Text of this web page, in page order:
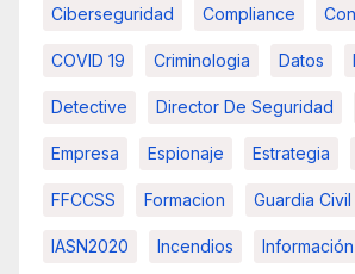
Ciberseguridad Compliance
COVID 19 Criminologia Datos
Detective Director De Seguridad
Empresa Espionaje Estrategia
FFCCSS Formacion Guardia Civil
IASN2020 Incendios Información